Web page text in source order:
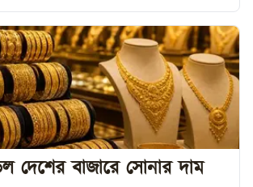
কোটি ২৬ লাখ মার্কিন ডলার, যা
আরও শক্তিশালী ও স্থিতিশীল রাখতে
বাংলাদেশ ব্যাংকের
অ্যান্ড ট্রেজারি ম্যানেজমেন্ট
মোহাম্মদ ইব্রাহিম মুনসি এ
তিনি জানান,
দেশের বাজারে সোনার দাম